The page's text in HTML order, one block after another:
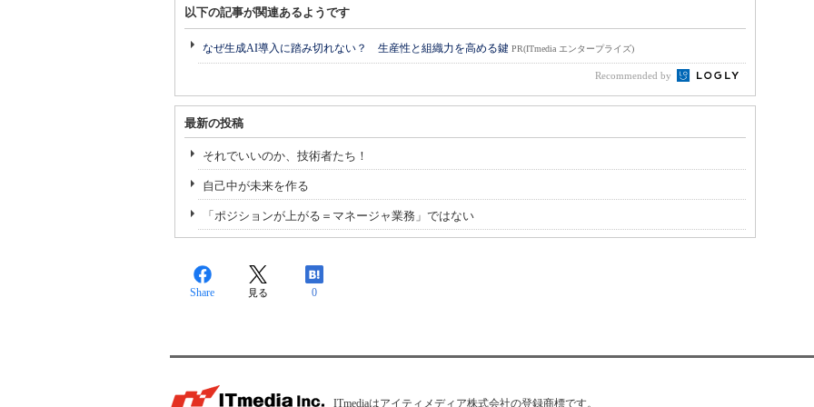
以下の記事が関連あるようです
なぜ生成AI導入に踏み切れない？ 生産性と組織力を高める鍵 PR(ITmedia エンタープライズ)
Recommended by
最新の投稿
それでいいのか、技術者たち！
自己中が未来を作る
「ポジションが上がる＝マネージャ業務」ではない
Share 見る 0
ITmediaはアイティメディア株式会社の登録商標です。